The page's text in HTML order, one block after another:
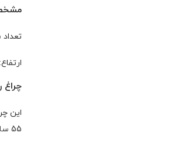
تعداد
ارتفاع: 55 سانتی متر
چراغ
55 سانتی متر با مدرن‌ترین طراحی و بهترین متریال تولید شده است،